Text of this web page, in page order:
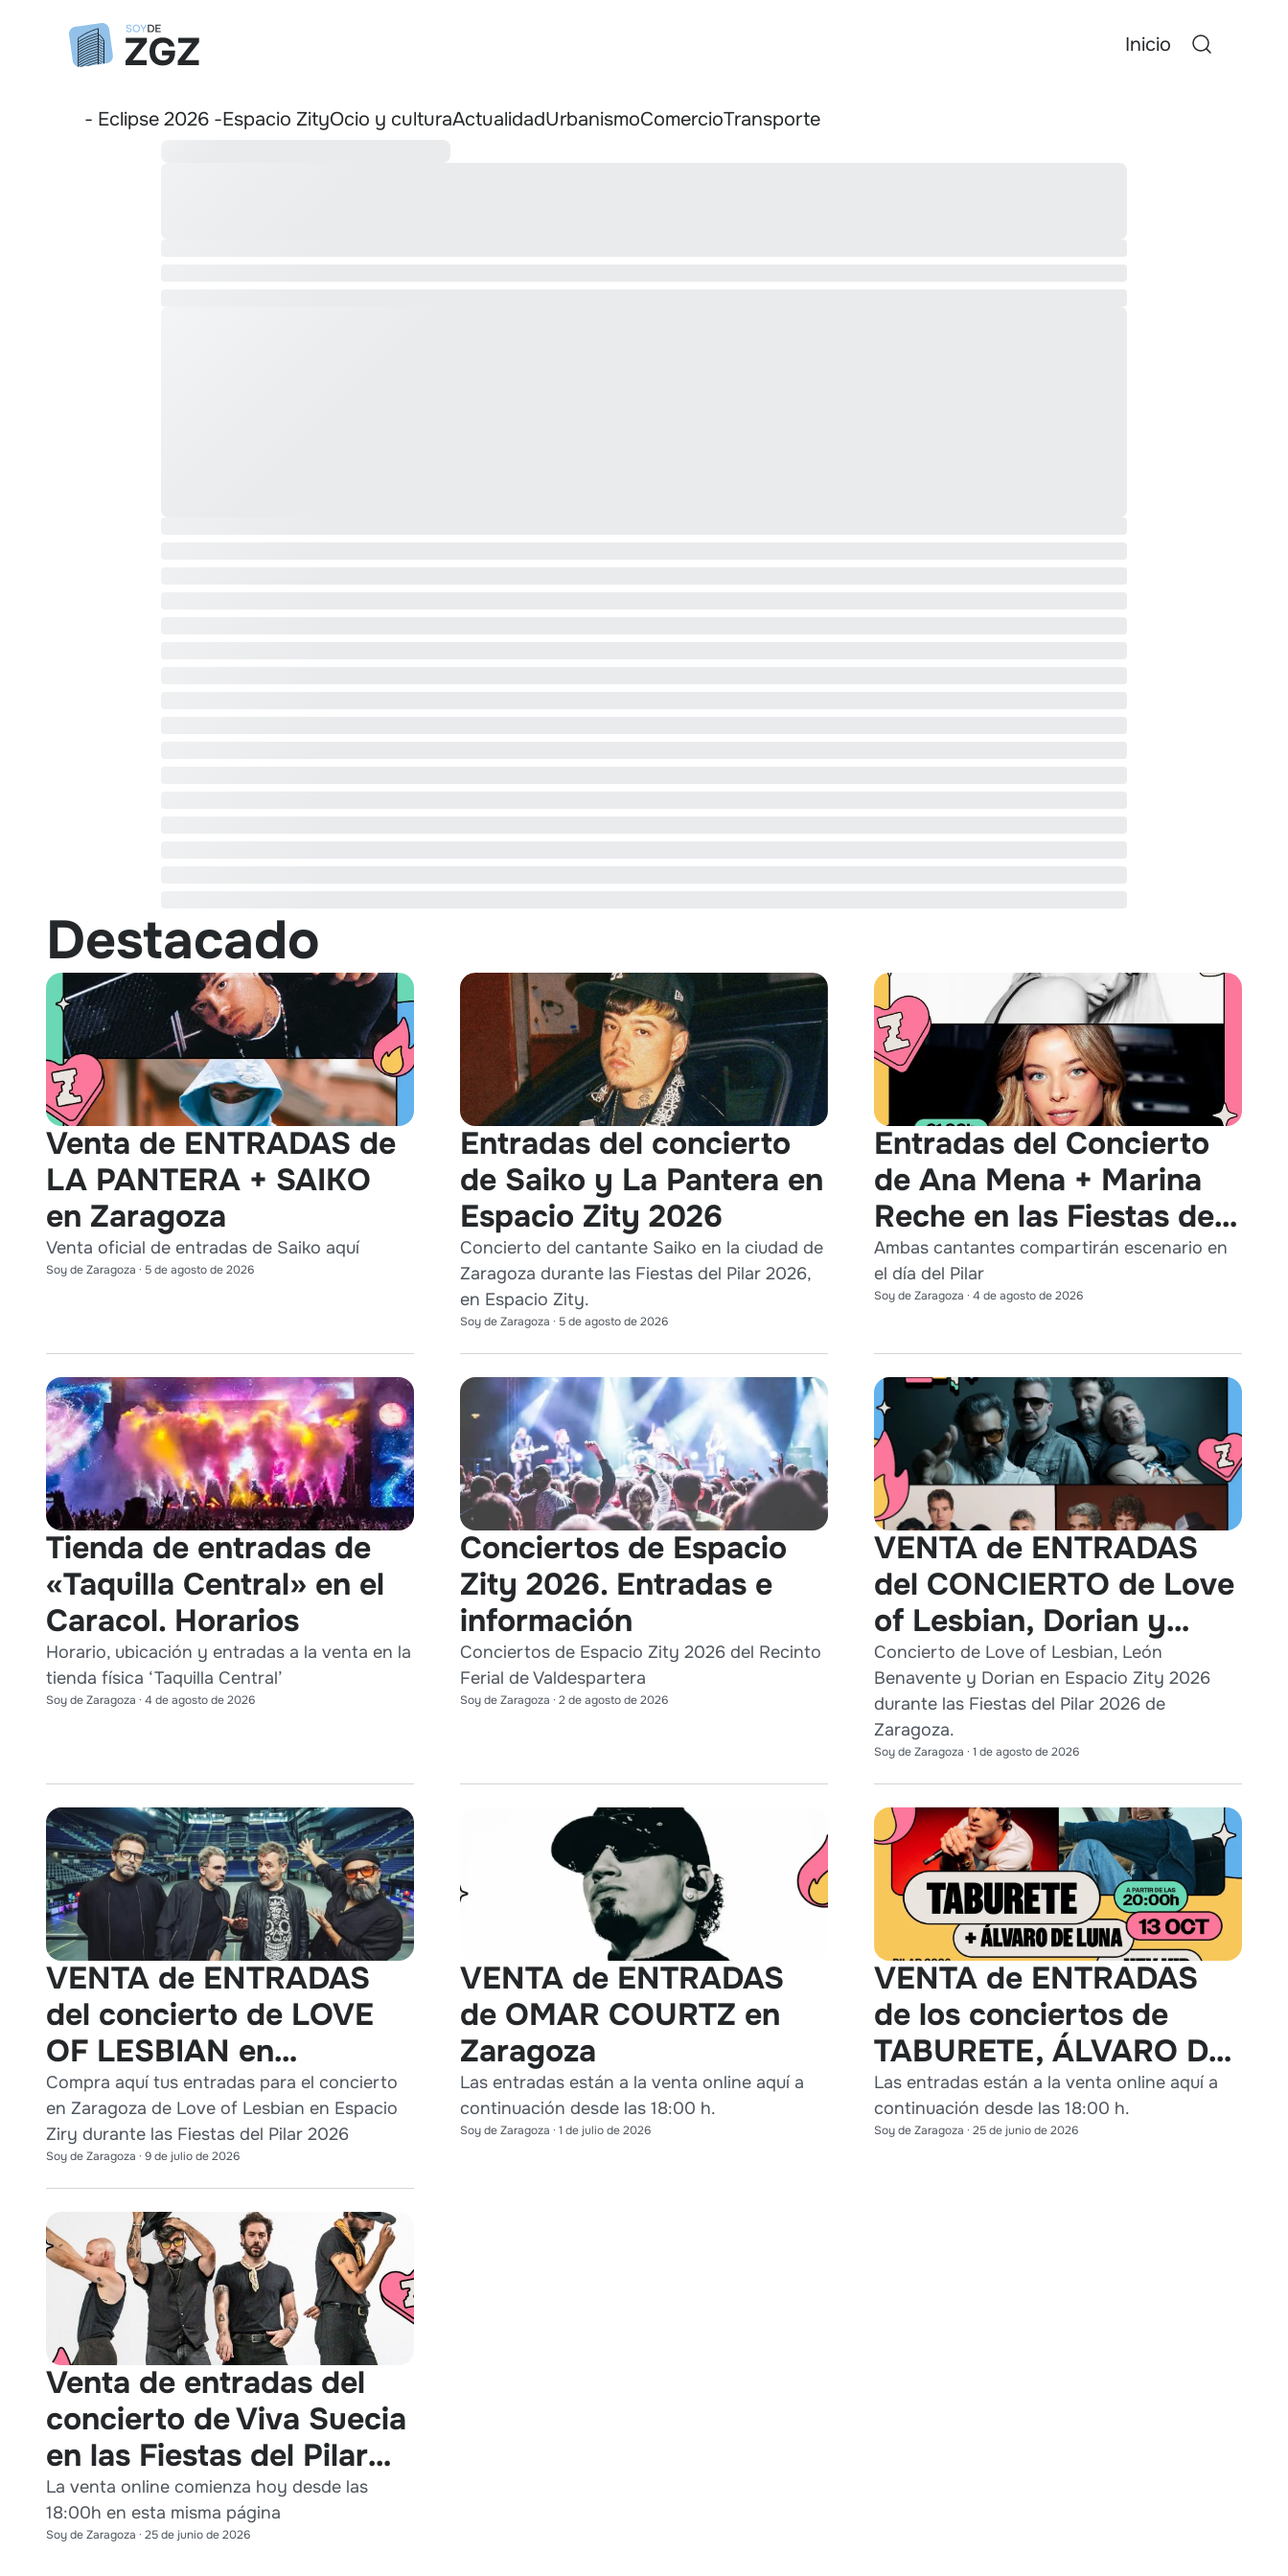
Inicio
- Eclipse 2026 -Espacio ZityOcio y culturaActualidadUrbanismoComercioTransporte
Destacado
Venta de ENTRADAS de
LA PANTERA + SAIKO
en Zaragoza
Venta oficial de entradas de Saiko aquí
Soy de Zaragoza · 5 de agosto de 2026
Entradas del concierto
de Saiko y La Pantera en
Espacio Zity 2026
Concierto del cantante Saiko en la ciudad de
Zaragoza durante las Fiestas del Pilar 2026,
en Espacio Zity.
Soy de Zaragoza · 5 de agosto de 2026
Entradas del Concierto
de Ana Mena + Marina
Reche en las Fiestas del
Pilar 2026
Ambas cantantes compartirán escenario en
el día del Pilar
Soy de Zaragoza · 4 de agosto de 2026
Tienda de entradas de
«Taquilla Central» en el
Caracol. Horarios
Horario, ubicación y entradas a la venta en la
tienda física ‘Taquilla Central’
Soy de Zaragoza · 4 de agosto de 2026
Conciertos de Espacio
Zity 2026. Entradas e
información
Conciertos de Espacio Zity 2026 del Recinto
Ferial de Valdespartera
Soy de Zaragoza · 2 de agosto de 2026
VENTA de ENTRADAS
del CONCIERTO de Love
of Lesbian, Dorian y
León Benavente en
Zaragoza 2026
Concierto de Love of Lesbian, León
Benavente y Dorian en Espacio Zity 2026
durante las Fiestas del Pilar 2026 de
Zaragoza.
Soy de Zaragoza · 1 de agosto de 2026
VENTA de ENTRADAS
del concierto de LOVE
OF LESBIAN en
Zaragoza durante Pilares
2026
Compra aquí tus entradas para el concierto
en Zaragoza de Love of Lesbian en Espacio
Ziry durante las Fiestas del Pilar 2026
Soy de Zaragoza · 9 de julio de 2026
VENTA de ENTRADAS
de OMAR COURTZ en
Zaragoza
Las entradas están a la venta online aquí a
continuación desde las 18:00 h.
Soy de Zaragoza · 1 de julio de 2026
VENTA de ENTRADAS
de los conciertos de
TABURETE, ÁLVARO DE
LUNA y HEY KID en
Zaragoza
Las entradas están a la venta online aquí a
continuación desde las 18:00 h.
Soy de Zaragoza · 25 de junio de 2026
Venta de entradas del
concierto de Viva Suecia
en las Fiestas del Pilar
2026
La venta online comienza hoy desde las
18:00h en esta misma página
Soy de Zaragoza · 25 de junio de 2026